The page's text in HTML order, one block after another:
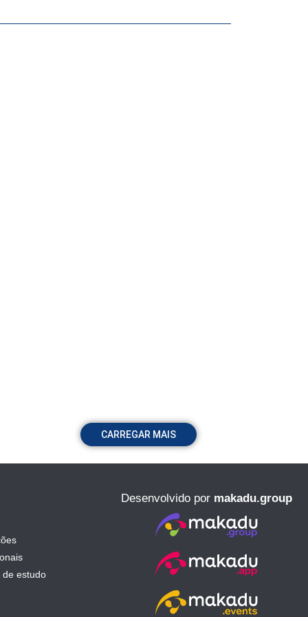
CARREGAR MAIS
de estudo
Desenvolvido por makadu.group